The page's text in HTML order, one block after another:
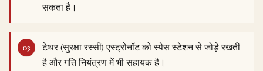
सकता है।
टेथर (सुरक्षा रस्सी) एस्ट्रोनॉट को स्पेस स्टेशन से जोड़े रखती
है और गति नियंत्रण में भी सहायक है।